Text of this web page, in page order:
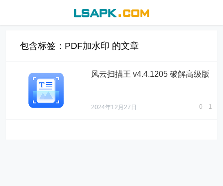
包含标签：PDF加水印 的文章
风云扫描王 v4.4.1205 破解高级版
2024年12月27日 0 1